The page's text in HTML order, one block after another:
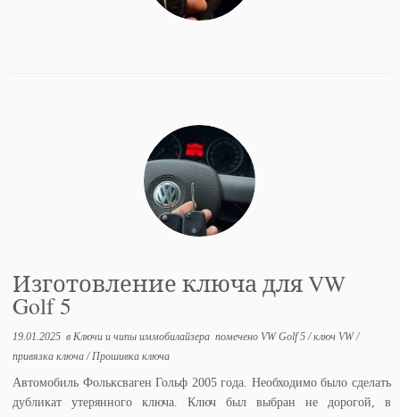
Изготовление ключа для VW
Golf 5
19.01.2025 в Ключи и чипы иммобилайзера помечено VW Golf 5/ключ VW/
привязка ключа/ Прошивка ключа
Автомобиль Фольксваген Гольф 2005 года. Необходимо было сделать
дубликат утерянного ключа. Ключ был выбран не дорогой, в